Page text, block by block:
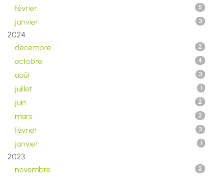
février 5
janvier 3
2024
décembre
2
octobre 4
août 3
juillet 1
juin 2
mars 2
février 3
janvier 1
2023
novembre
2